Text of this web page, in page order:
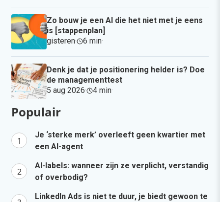
Zo bouw je een AI die het niet met je eens
is [stappenplan]
gisteren· 6 min·
Denk je dat je positionering helder is? Doe
de managementtest
5 aug 2026· 4 min·
Populair
Je ‘sterke merk’ overleeft geen kwartier met
een AI-agent
AI-labels: wanneer zijn ze verplicht, verstandig
of overbodig?
LinkedIn Ads is niet te duur, je biedt gewoon te